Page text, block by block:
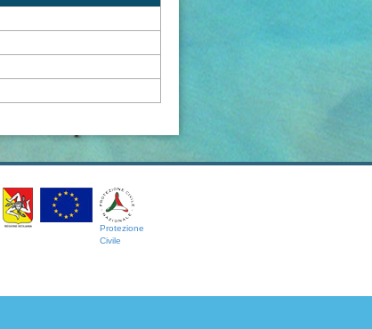
Protezione
Civile